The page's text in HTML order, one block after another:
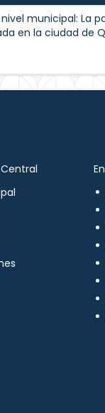
municipal: La
en la ciudad de